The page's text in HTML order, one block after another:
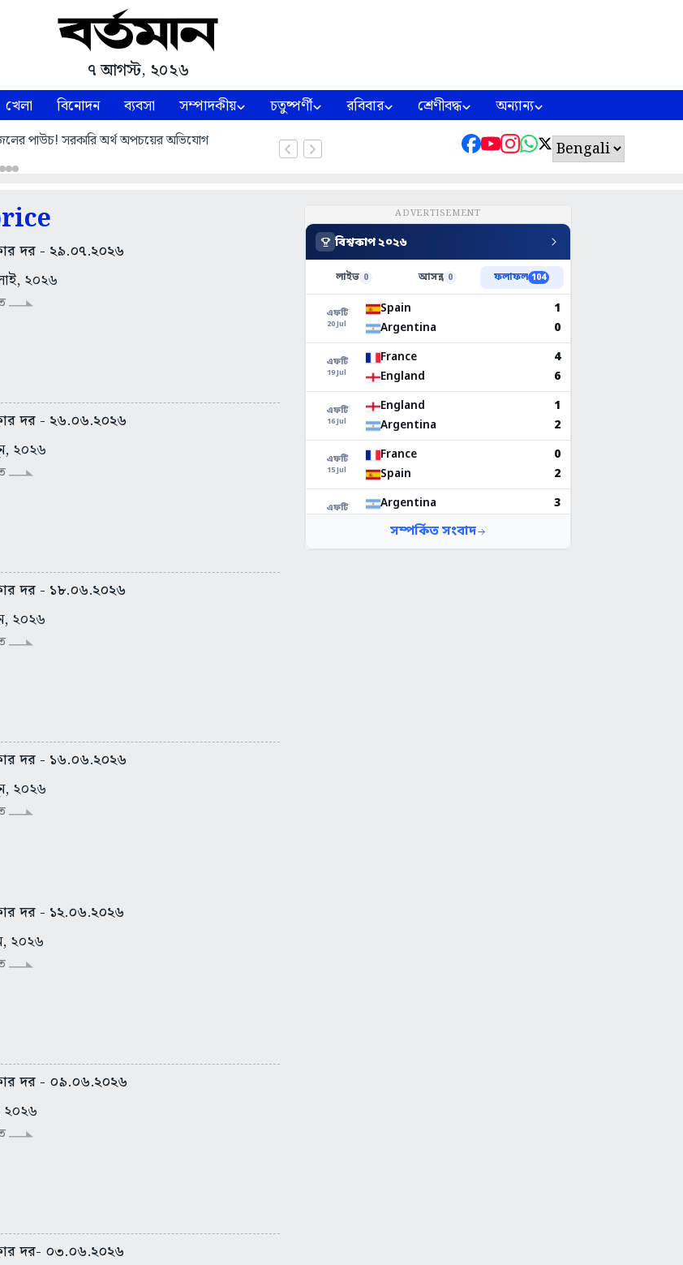
৭ আগস্ট, ২০২৬
খেলা বিনোদন ব্যবসা সম্পাদকীয় চতুষ্পর্ণী রবিবার শ্রেণীবদ্ধ অন্যান্য
পাউচ! সরকারি অর্থ অপচয়ের অভিযোগ
দর - ২৯.০৭.২০২৬
২০২৬
দর - ২৬.০৬.২০২৬
২০২৬
দর - ১৮.০৬.২০২৬
২০২৬
দর - ১৬.০৬.২০২৬
২০২৬
দর - ১২.০৬.২০২৬
২০২৬
দর - ০৯.০৬.২০২৬
দর- ০৩.০৬.২০২৬
ADVERTISEMENT